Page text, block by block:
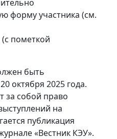
форму участника (см.
пометкой
быть
октября 2025 года.
за собой право
на
публикация
«Вестник КЭУ».